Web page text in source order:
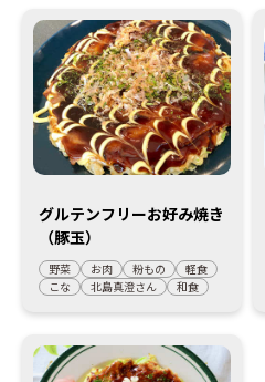
グルテンフリーお好み焼き
（豚玉）
野菜 お肉 粉もの
軽食
こな
北島真澄さん 和食